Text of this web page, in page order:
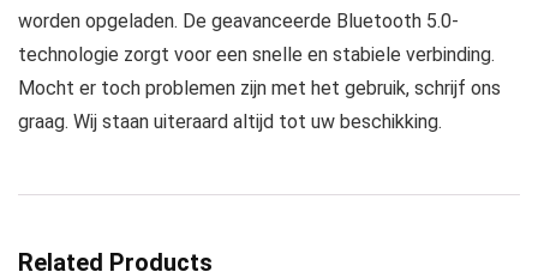
worden opgeladen. De geavanceerde Bluetooth 5.0-
technologie zorgt voor een snelle en stabiele verbinding.
Mocht er toch problemen zijn met het gebruik, schrijf ons
graag. Wij staan uiteraard altijd tot uw beschikking.
Related Products